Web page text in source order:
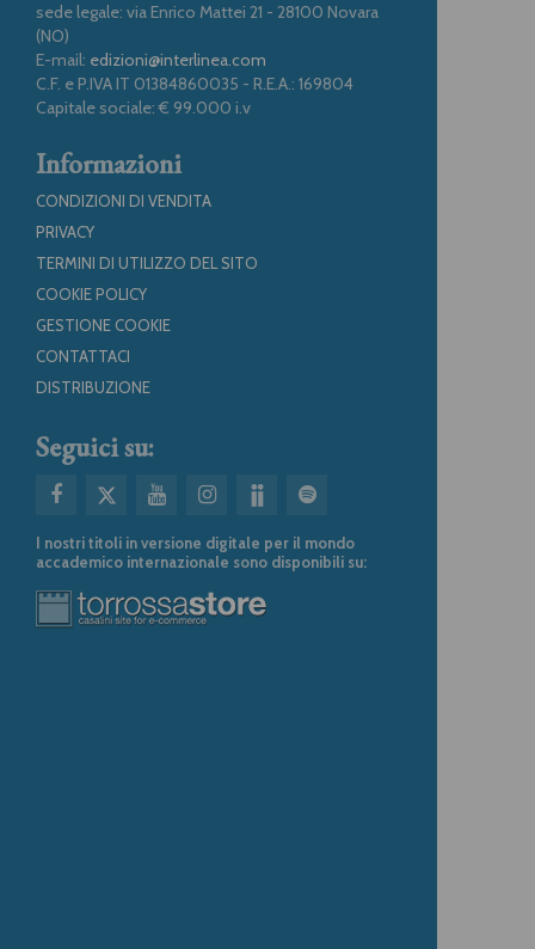
sede legale: via Enrico Mattei 21 - 28100 Novara
(NO)
E-mail: edizioni@interlinea.com
C.F. e P.IVA IT 01384860035 - R.E.A.: 169804
Capitale sociale: € 99.000 i.v
Informazioni
CONDIZIONI DI VENDITA
PRIVACY
TERMINI DI UTILIZZO DEL SITO
COOKIE POLICY
GESTIONE COOKIE
CONTATTACI
DISTRIBUZIONE
Seguici su:
I nostri titoli in versione digitale per il mondo
accademico internazionale sono disponibili su: